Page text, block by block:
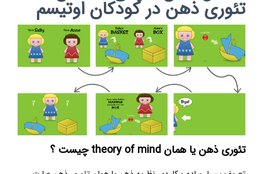
تئوری ذهن در کودکان اوتیسم
تئوری ذهنیا همان theory of mindچیست ؟